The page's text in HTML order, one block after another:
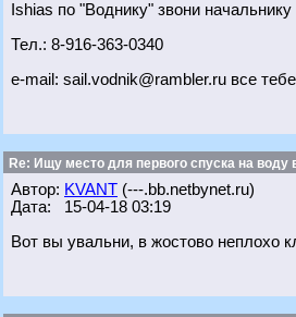
Ishias по "Воднику" звони
Тел.: 8-916-363-0340
e-mail: sail.vodnik@rambler.ru все
Re: Ищу место для первого спуска на
Автор: KVANT (---.bb.netbynet.ru)
Дата: 15-04-18 03:19
Вот вы увальни, в жостово неплохо